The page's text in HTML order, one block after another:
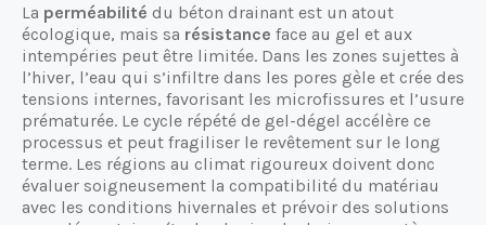
La perméabilité du béton drainant est un atout
écologique, mais sa résistance face au gel et aux
intempéries peut être limitée. Dans les zones sujettes à
l’hiver, l’eau qui s’infiltre dans les pores gèle et crée des
tensions internes, favorisant les microfissures et l’usure
prématurée. Le cycle répété de gel-dégel accélère ce
processus et peut fragiliser le revêtement sur le long
terme. Les régions au climat rigoureux doivent donc
évaluer soigneusement la compatibilité du matériau
avec les conditions hivernales et prévoir des solutions